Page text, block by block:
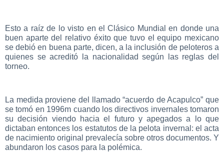
Esto a raíz de lo visto en el Clásico Mundial en donde una
buen aparte del relativo éxito que tuvo el equipo mexicano
se debió en buena parte, dicen, a la inclusión de peloteros a
quienes se acreditó la nacionalidad según las reglas del
torneo.
La medida proviene del llamado “acuerdo de Acapulco” que
se tomó en 1996m cuando los directivos invernales tomaron
su decisión viendo hacia el futuro y apegados a lo que
dictaban entonces los estatutos de la pelota invernal: el acta
de nacimiento original prevalecía sobre otros documentos. Y
abundaron los casos para la polémica.